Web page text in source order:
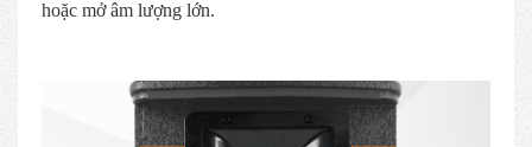
hoặc mở âm lượng lớn.